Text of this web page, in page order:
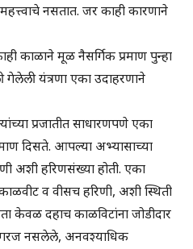
नसतात. जर काही कारणाने
काळाने मूळ नैसर्गिक प्रमाण पुन्हा
यंत्रणा एका उदाहरणाने
प्रजातीत साधारणपणे एका
दिसते. आपल्या अभ्यासाच्या
अशी हरिणसंख्या होती. एका
व वीसच हरिणी, अशी स्थिती
केवळ दहाच काळविटांना जोडीदार
नसलेले, अनवश्याधिक